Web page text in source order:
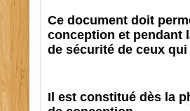
Ce document doit
conception et pendant
de sécurité de ceux
Il est constitué dès la